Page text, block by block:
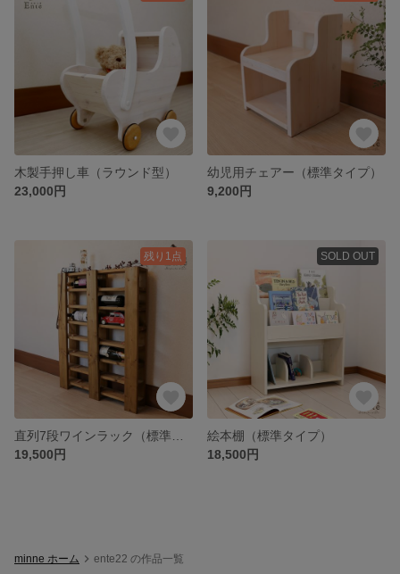
木製手押し車（ラウンド型）
23,000円
幼児用チェアー（標準タイプ）
9,200円
残り1点
19,500円
SOLD OUT
絵本棚（標準タイプ）
18,500円
minne ホーム ente22 の作品一覧